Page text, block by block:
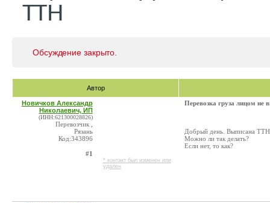
ТТН
Обсуждение закрыто.
Автор
Новичков Александр
Николаевич, ИП
(ИНН:621300028826)
Перевозчик ,
Рязань
Код:343896
#1
* контакт был изменен или
удален
Перевозка груза лицом
Добрый день. Выписана ТТН
Можно ли так делать?
Если нет, то как?